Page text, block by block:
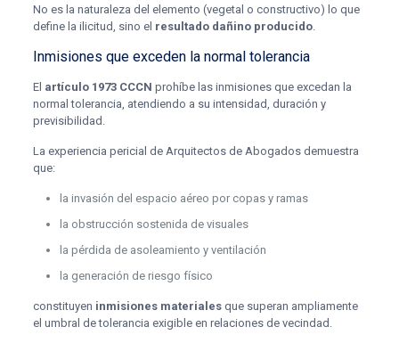
No es la naturaleza del elemento (vegetal o constructivo) lo que
define la ilicitud, sino el resultado dañino producido.
Inmisiones que exceden la normal tolerancia
El artículo 1973 CCCN prohíbe las inmisiones que excedan la
normal tolerancia, atendiendo a su intensidad, duración y
previsibilidad.
La experiencia pericial de Arquitectos de Abogados demuestra
que:
la invasión del espacio aéreo por copas y ramas
la obstrucción sostenida de visuales
la pérdida de asoleamiento y ventilación
la generación de riesgo físico
constituyen inmisiones materialesque superan ampliamente
el umbral de tolerancia exigible en relaciones de vecindad.